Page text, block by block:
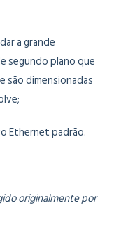
a grande
segundo plano que
são dimensionadas
Ethernet padrão.
originalmente por